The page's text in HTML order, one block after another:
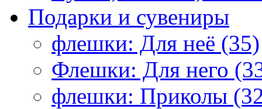
Подарки и сувениры
флешки: Для неё (35)
Флешки: Для него
флешки: Приколы